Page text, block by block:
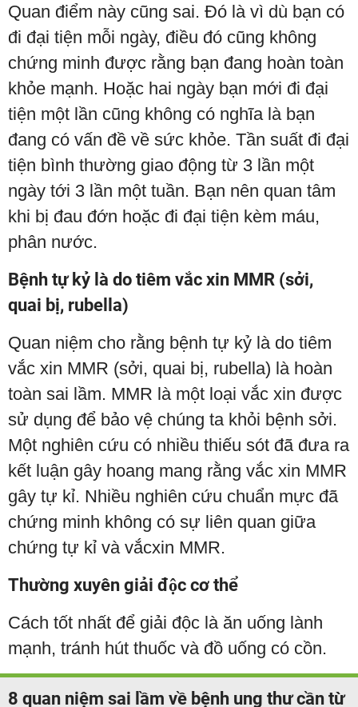
Quan điểm này cũng sai. Đó là vì dù bạn có
đi đại tiện mỗi ngày, điều đó cũng không
chứng minh được rằng bạn đang hoàn toàn
khỏe mạnh. Hoặc hai ngày bạn mới đi đại
tiện một lần cũng không có nghĩa là bạn
đang có vấn đề về sức khỏe. Tần suất đi đại
tiện bình thường giao động từ 3 lần một
ngày tới 3 lần một tuần. Bạn nên quan tâm
khi bị đau đớn hoặc đi đại tiện kèm máu,
phân nước.
Bệnh tự kỷ là do tiêm vắc xin MMR (sởi,
quai bị, rubella)
Quan niệm cho rằng bệnh tự kỷ là do tiêm
vắc xin MMR (sởi, quai bị, rubella) là hoàn
toàn sai lầm. MMR là một loại vắc xin được
sử dụng để bảo vệ chúng ta khỏi bệnh sởi.
Một nghiên cứu có nhiều thiếu sót đã đưa ra
kết luận gây hoang mang rằng vắc xin MMR
gây tự kỉ. Nhiều nghiên cứu chuẩn mực đã
chứng minh không có sự liên quan giữa
chứng tự kỉ và vắcxin MMR.
Thường xuyên giải độc cơ thể
Cách tốt nhất để giải độc là ăn uống lành
mạnh, tránh hút thuốc và đồ uống có cồn.
8 quan niệm sai lầm về bệnh ung thư cần từ